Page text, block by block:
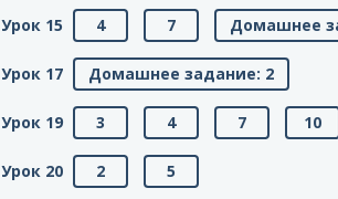
Урок 15 4 7 Домашнее
Урок 17 Домашнее задание: 2
Урок 19 3 4 7 10
Урок 20 2 5